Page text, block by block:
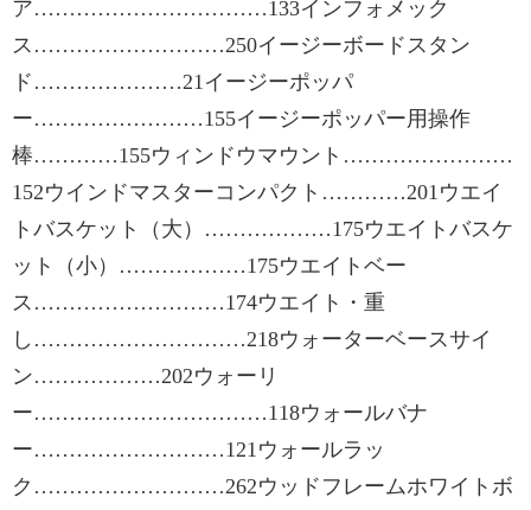
ア……………………………133インフォメック
ス………………………250イージーボードスタン
ド…………………21イージーポッパ
ー……………………155イージーポッパー用操作
棒…………155ウィンドウマウント……………………
152ウインドマスターコンパクト…………201ウエイ
トバスケット（大）………………175ウエイトバスケ
ット（小）………………175ウエイトベー
ス………………………174ウエイト・重
し…………………………218ウォーターベースサイ
ン………………202ウォーリ
ー……………………………118ウォールバナ
ー………………………121ウォールラッ
ク………………………262ウッドフレームホワイトボ